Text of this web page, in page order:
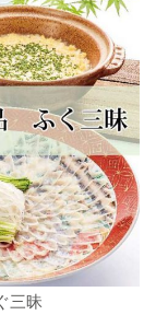
三昧